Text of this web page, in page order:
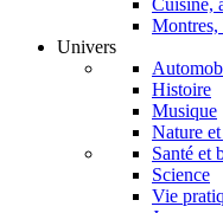
Cuisine,
Montres,
Univers
Histoire
Musique
Nature
Santé et
Science
Vie